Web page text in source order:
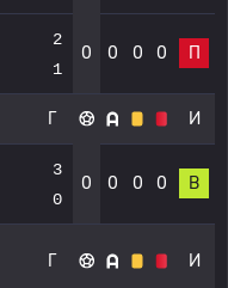
2
1
0 0 0 0 П
Г И
3
0
0 0 0 0 В
Г И